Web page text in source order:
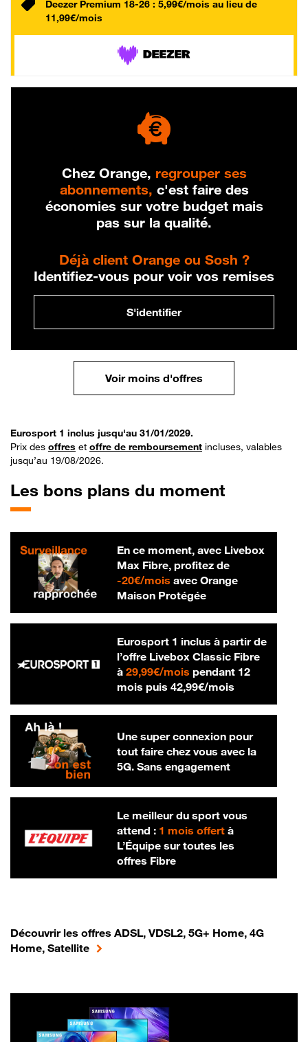
Deezer Premium 18-26 : 5,99€/mois au lieu de
11,99€/mois
Chez Orange, regrouper ses
abonnements, c'est faire des
économies sur votre budget mais
pas sur la qualité.
Déjà client Orange ou Sosh ?
Identifiez-vous pour voir vos remises
S'identifier
Voir moins d'offres
Eurosport 1 inclus jusqu'au 31/01/2029.
Prix des offres et offre de remboursement incluses, valables
jusqu’au 19/08/2026.
Les bons plans du moment
En ce moment, avec Livebox
Max Fibre, profitez de
-20€/mois20 € par mois
avec Orange
Maison Protégée
Eurosport 1 inclus à partir de
l’offre Livebox Classic Fibre
à 29,99€/mois29,99 € par mois
pendant 12
mois puis 42,99€/mois42,99 € par
Une super connexion pour
tout faire chez vous avec la
5G. Sans engagement
Le meilleur du sport vous
attend : 1 mois offertà
L’Équipe sur toutes les
offres Fibre
Découvrir les offres ADSL, VDSL2, 5G+ Home, 4G
Home, Satellite